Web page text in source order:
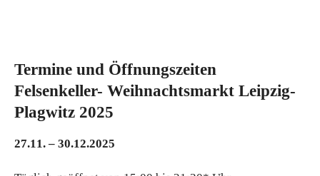
Termine und Öffnungszeiten
Felsenkeller- Weihnachtsmarkt Leipzig-
Plagwitz 2025
27.11. – 30.12.2025